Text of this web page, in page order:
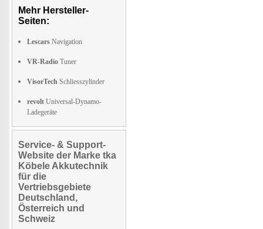
Mehr Hersteller-
Seiten:
Lescars Navigation
VR-Radio Tuner
VisorTech Schliesszylinder
revolt Universal-Dynamo-
Ladegeräte
Service- & Support-
Website der Marke tka
Köbele Akkutechnik
für die
Vertriebsgebiete
Deutschland,
Österreich und
Schweiz